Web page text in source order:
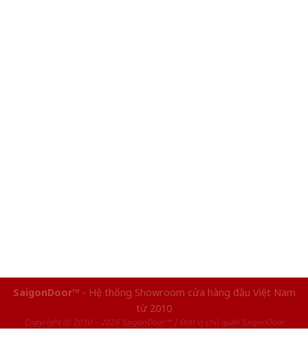
SaigonDoor™ - Hệ thống Showroom cửa hàng đầu Việt Nam
từ 2010
Copyright ⓒ 2010 – 2026 SaigonDoor™ | Đơn vị chủ quản SaigonDoor